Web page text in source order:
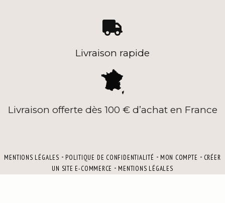

Livraison rapide
Livraison offerte dès 100 € d’achat en France
MENTIONS LÉGALES POLITIQUE DE CONFIDENTIALITÉ MON COMPTE
CRÉER
UN SITE E-COMMERCE
MENTIONS LÉGALES